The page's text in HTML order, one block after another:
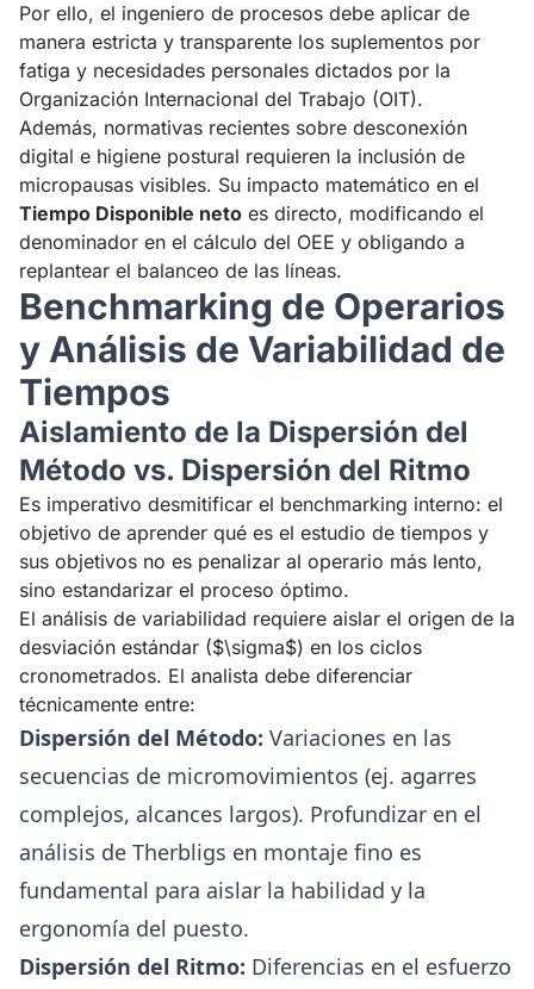
Por ello, el ingeniero de procesos debe aplicar de
manera estricta y transparente los suplementos por
fatiga y necesidades personales dictados por la
Organización Internacional del Trabajo (OIT).
Además, normativas recientes sobre desconexión
digital e higiene postural requieren la inclusión de
micropausas visibles. Su impacto matemático en el
Tiempo Disponible neto es directo, modificando el
denominador en el cálculo del OEE y obligando a
replantear el balanceo de las líneas.
Benchmarking de Operarios
y Análisis de Variabilidad de
Tiempos
Aislamiento de la Dispersión del
Método vs. Dispersión del Ritmo
Es imperativo desmitificar el benchmarking interno: el
objetivo de aprender qué es el estudio de tiempos y
sus objetivos no es penalizar al operario más lento,
sino estandarizar el proceso óptimo.
El análisis de variabilidad requiere aislar el origen de la
desviación estándar ($\sigma$) en los ciclos
cronometrados. El analista debe diferenciar
técnicamente entre:
Dispersión del Método: Variaciones en las
secuencias de micromovimientos (ej. agarres
complejos, alcances largos). Profundizar en el
análisis de Therbligs en montaje fino es
fundamental para aislar la habilidad y la
ergonomía del puesto.
Dispersión del Ritmo: Diferencias en el esfuerzo